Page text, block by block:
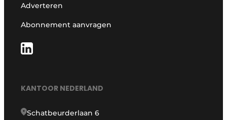
Adverteren
Abonnement aanvragen
KANTOOR NEDERLAND
Schatbeurderlaan 6